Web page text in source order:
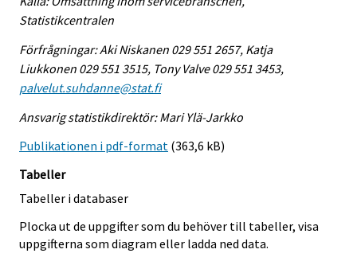
Statistikcentralen
Förfrågningar: Aki Niskanen 029 551 2657, Katja
Liukkonen 029 551 3515, Tony Valve 029 551 3453,
palvelut.suhdanne@stat.fi
Ansvarig statistikdirektör: Mari Ylä-Jarkko
Publikationen i pdf-format (363,6 kB)
Tabeller
Tabeller i databaser
Plocka ut de uppgifter som du behöver till tabeller, visa
uppgifterna som diagram eller ladda ned data.